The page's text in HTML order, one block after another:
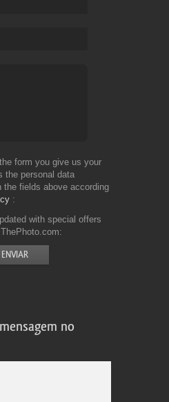
form you give us your
the personal data
the fields above according
with special offers
no